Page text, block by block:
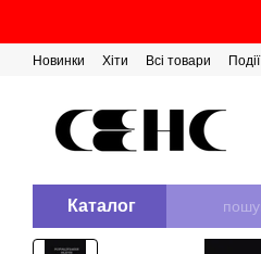
Новинки Хіти Всі товари Події
Каталог